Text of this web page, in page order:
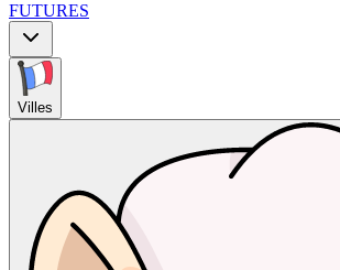
FUTURES
Villes